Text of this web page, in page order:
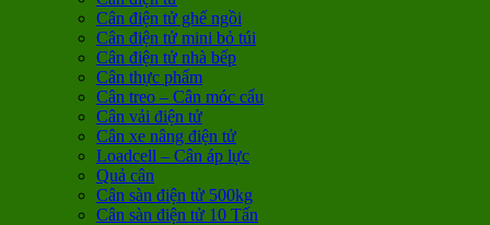
Cân điện tử ghế ngồi
Cân điện tử mini bỏ túi
Cân điện tử nhà bếp
Cân thực phẩm
Cân treo – Cân móc cẩu
Cân vải điện tử
Cân xe nâng điện tử
Loadcell – Cân áp lực
Quả cân
Cân sàn điện tử 500kg
Cân sàn điện tử 10 Tấn